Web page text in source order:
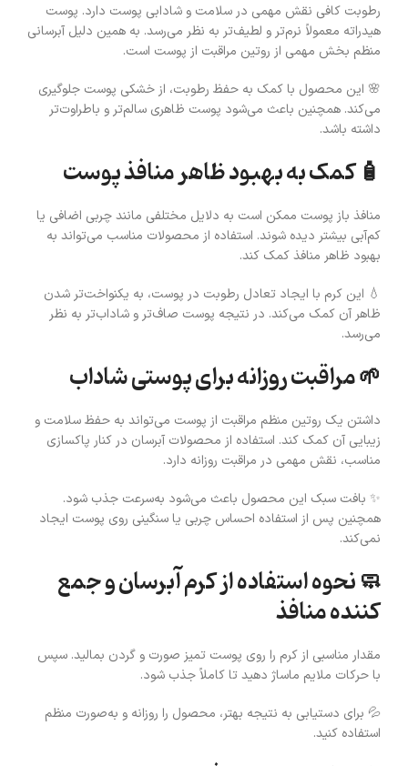
رطوبت کافی نقش مهمی در سلامت و شادابی پوست دارد. پوست
هیدراته معمولاً نرم‌تر و لطیف‌تر به نظر می‌رسد. به همین دلیل آبرسانی
منظم بخش مهمی از روتین مراقبت از پوست است.
🌸 این محصول با کمک به حفظ رطوبت، از خشکی پوست جلوگیری
می‌کند. همچنین باعث می‌شود پوست ظاهری سالم‌تر و باطراوت‌تر
داشته باشد.
🧴 کمک به بهبود ظاهر منافذ پوست
منافذ باز پوست ممکن است به دلایل مختلفی مانند چربی اضافی یا
کم‌آبی بیشتر دیده شوند. استفاده از محصولات مناسب می‌تواند به
بهبود ظاهر منافذ کمک کند.
💧 این کرم با ایجاد تعادل رطوبت در پوست، به یکنواخت‌تر شدن
ظاهر آن کمک می‌کند. در نتیجه پوست صاف‌تر و شاداب‌تر به نظر
می‌رسد.
🌱 مراقبت روزانه برای پوستی شاداب
داشتن یک روتین منظم مراقبت از پوست می‌تواند به حفظ سلامت و
زیبایی آن کمک کند. استفاده از محصولات آبرسان در کنار پاکسازی
مناسب، نقش مهمی در مراقبت روزانه دارد.
✨ بافت سبک این محصول باعث می‌شود به‌سرعت جذب شود.
همچنین پس از استفاده احساس چربی یا سنگینی روی پوست ایجاد
نمی‌کند.
🧼 نحوه استفاده از کرم آبرسان و جمع
کننده منافذ
مقدار مناسبی از کرم را روی پوست تمیز صورت و گردن بمالید. سپس
با حرکات ملایم ماساژ دهید تا کاملاً جذب شود.
💦 برای دستیابی به نتیجه بهتر، محصول را روزانه و به‌صورت منظم
استفاده کنید.